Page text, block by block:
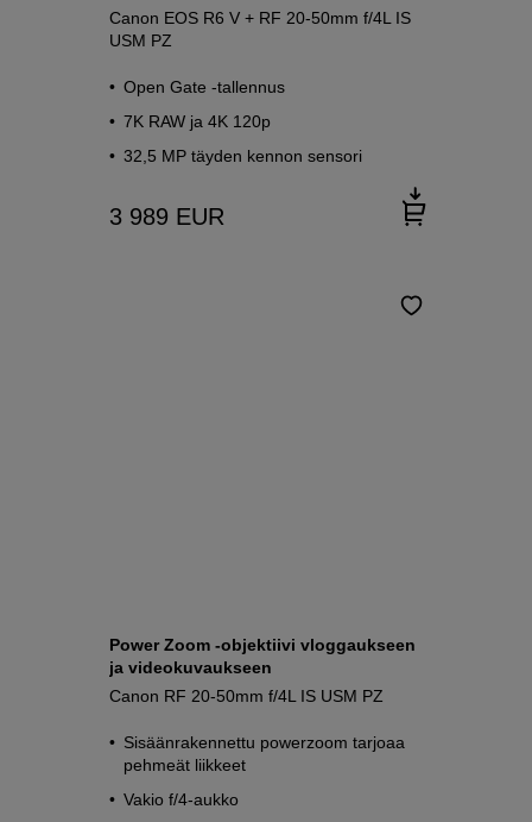
Canon EOS R6 V + RF 20-50mm f/4L IS
USM PZ
Open Gate -tallennus
7K RAW ja 4K 120p
32,5 MP täyden kennon sensori
3 989 EUR
Power Zoom -objektiivi vloggaukseen
ja videokuvaukseen
Canon RF 20-50mm f/4L IS USM PZ
Sisäänrakennettu powerzoom tarjoaa
pehmeät liikkeet
Vakio f/4-aukko